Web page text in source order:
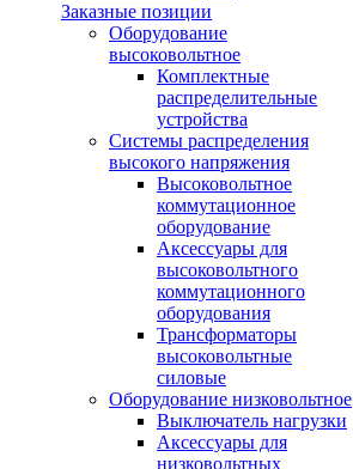
Заказные позиции
Оборудование
высоковольтное
Комплектные
распределительные
устройства
Системы распределения
высокого напряжения
Высоковольтное
коммутационное
оборудование
Аксессуары для
высоковольтного
коммутационного
оборудования
Трансформаторы
высоковольтные
силовые
Оборудование низковольтное
Выключатель нагрузки
Аксессуары для
низковольтных